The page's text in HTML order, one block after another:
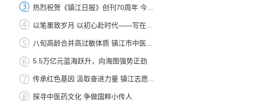
热烈祝贺《镇江日报》创刊70周年 今...
以笔墨致岁月 以初心赴时代——写在...
八旬高龄合并高过敏体质 镇江市中医...
5.5万亿元蓝海跃升，向海图强势正劲
传承红色基因 汲取奋进力量 镇江志愿...
探寻中医药文化 争做国粹小传人